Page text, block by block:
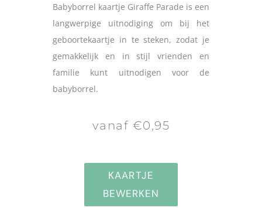
Babyborrel kaartje Giraffe Parade is een
langwerpige uitnodiging om bij het
geboortekaartje in te steken, zodat je
gemakkelijk en in stijl vrienden en
familie kunt uitnodigen voor de
babyborrel.
vanaf €0,95
KAARTJE
BEWERKEN